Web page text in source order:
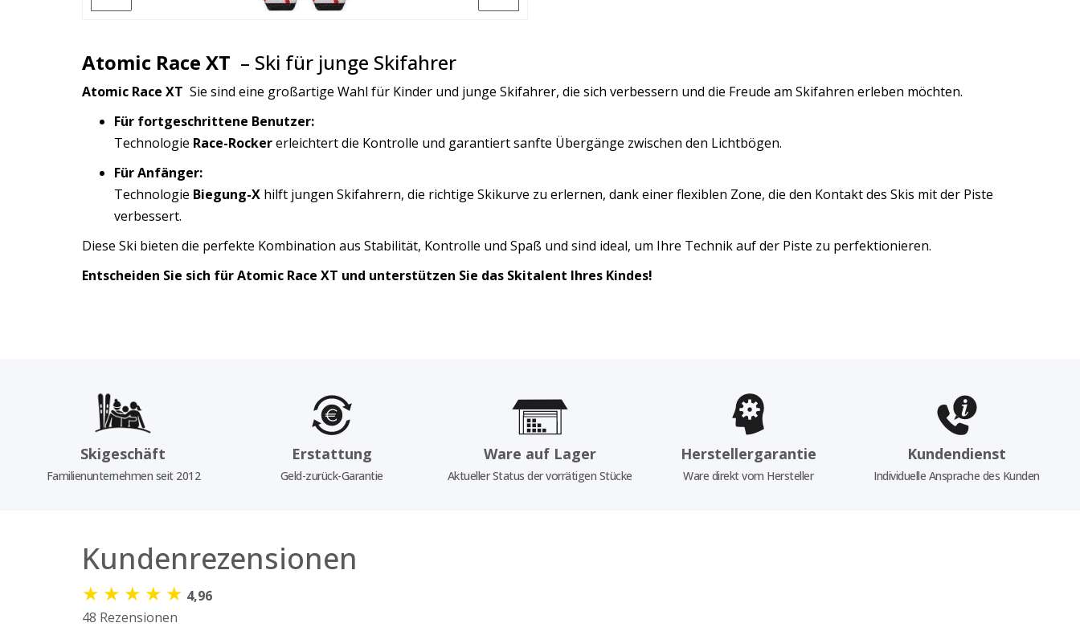
Atomic Race XT – Ski für junge Skifahrer
Atomic Race XT Sie sind eine großartige Wahl für Kinder und junge Skifahrer, die sich verbessern und die Freude am Skifahren erleben möchten.
Für fortgeschrittene Benutzer:
Technologie Race-Rockererleichtert die Kontrolle und garantiert sanfte Übergänge zwischen den Lichtbögen.
Für Anfänger:
Technologie Biegung-X hilft jungen Skifahrern, die richtige Skikurve zu erlernen, dank einer flexiblen Zone, die den Kontakt des Skis mit der Piste
verbessert.
Diese Ski bieten die perfekte Kombination aus Stabilität, Kontrolle und Spaß und sind ideal, um Ihre Technik auf der Piste zu perfektionieren.
Entscheiden Sie sich für Atomic Race XT und unterstützen Sie das Skitalent Ihres Kindes!
Skigeschäft
Familienunternehmen seit 2012
Erstattung
Geld-zurück-Garantie
Ware auf Lager
Aktueller Status der vorrätigen Stücke
Herstellergarantie
Ware direkt vom Hersteller
Kundendienst
Individuelle Ansprache des Kunden
Kundenrezensionen
★ ★ ★ ★ ★ 4,96
48 Rezensionen